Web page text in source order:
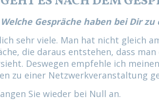
Gespräche haben bei Dir
sehr viele. Man hat nicht gleich
die daraus entstehen, dass
Deswegen empfehle ich
zu einer Netzwerkveranstaltung
Sie wieder bei Null an.